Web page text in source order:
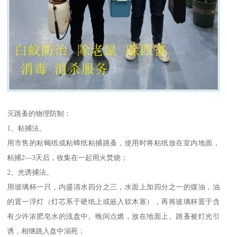
灭跳蚤的物理防制：
1、粘捕法。
用市售的粘蝇纸或粘蟑纸粘捕跳蚤，使用时将粘纸放在室内地面，
粘捕2—3天后，收集在一起用火焚烧；
2、光诱捕法。
用玻璃杯一只，内盛清水四分之三，水面上加四分之一的煤油，油
的置一浮灯（灯芯系于硬纸上或嵌入软木塞），再将玻璃杯置于含
有少许浓肥皂水的浅盘中。晚间点燃，放在地面上。跳蚤被灯光引
诱，相继跳入盘中溺死；